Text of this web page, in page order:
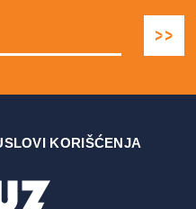
KORIŠĆENJA